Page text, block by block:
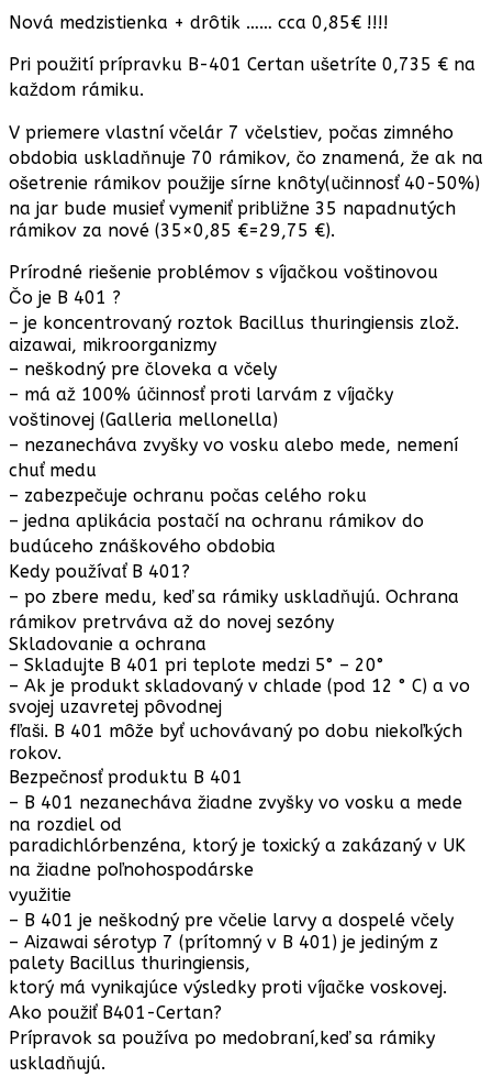
Nová medzistienka + drôtik …… cca 0,85€ !!!!
Pri použití prípravku B-401 Certan ušetríte 0,735 € na
každom rámiku.
V priemere vlastní včelár 7 včelstiev, počas zimného
obdobia uskladňnuje 70 rámikov, čo znamená, že ak na
ošetrenie rámikov použije sírne knôty(učinnosť 40-50%)
na jar bude musieť vymeniť približne 35 napadnutých
rámikov za nové (35×0,85 €=29,75 €).
Prírodné riešenie problémov s víjačkou voštinovou
Čo je B 401 ?
– je koncentrovaný roztok Bacillus thuringiensis zlož.
aizawai, mikroorganizmy
– neškodný pre človeka a včely
– má až 100% účinnosť proti larvám z víjačky
voštinovej (Galleria mellonella)
– nezanecháva zvyšky vo vosku alebo mede, nemení
chuť medu
– zabezpečuje ochranu počas celého roku
– jedna aplikácia postačí na ochranu rámikov do
budúceho znáškového obdobia
Kedy používať B 401?
– po zbere medu, keď sa rámiky uskladňujú. Ochrana
rámikov pretrváva až do novej sezóny
Skladovanie a ochrana
– Skladujte B 401 pri teplote medzi 5° – 20°
– Ak je produkt skladovaný v chlade (pod 12 ° C) a vo
svojej uzavretej pôvodnej
fľaši. B 401 môže byť uchovávaný po dobu niekoľkých
rokov.
Bezpečnosť produktu B 401
– B 401 nezanecháva žiadne zvyšky vo vosku a mede
na rozdiel od
paradichlórbenzéna, ktorý je toxický a zakázaný v UK
na žiadne poľnohospodárske
využitie
– B 401 je neškodný pre včelie larvy a dospelé včely
– Aizawai sérotyp 7 (prítomný v B 401) je jediným z
palety Bacillus thuringiensis,
ktorý má vynikajúce výsledky proti víjačke voskovej.
Ako použiť B401-Certan?
Prípravok sa používa po medobraní,keď sa rámiky
uskladňujú.